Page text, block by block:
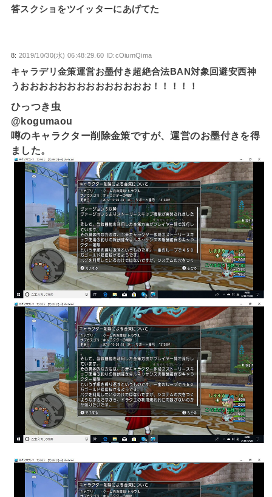
答スクショをツイッターにあげてた
8: 2019/10/30(水) 06:48:29.60 ID:cOiumQima
キャラデリ金策運営お墨付き超絶合法BAN対象回避安西神
うおおおおおおおおおおおおおお！！！！！
ひっつき虫
@kogumaou
噂のキャラクター削除金策ですが、運営のお墨付きを得
ました。